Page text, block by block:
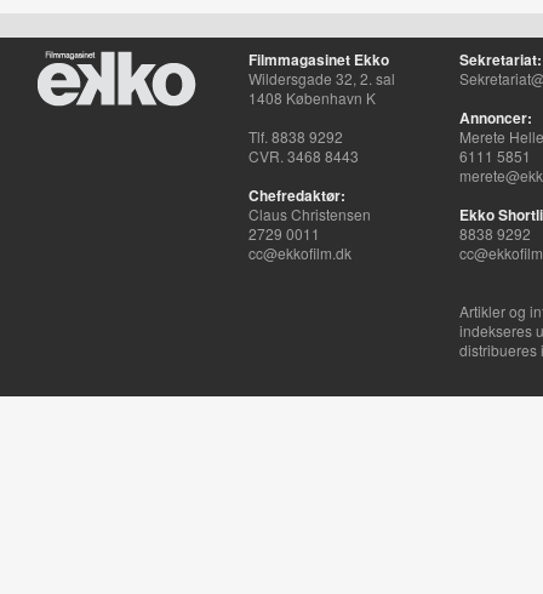
Filmmagasinet Ekko
Wildersgade 32, 2. sal
1408 København K
Tlf. 8838 9292
CVR. 3468 8443
Chefredaktør:
Claus Christensen
2729 0011
cc@ekkofilm.dk
Sekretariat:
Annoncer:
Merete
6111 5851
Ekko
8838 9292
Artikler og
indekseres
distribueres